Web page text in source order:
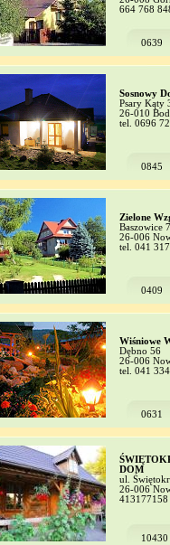
664 768
0639
Sosnowy
Psary Kąty
26-010
tel. 0696
0845
Zielone
Baszowice
26-006
tel. 041
0409
Wiśniowe
Dębno 56
26-006
tel. 041
0631
DOM
ul.
26-006
413177158
10430